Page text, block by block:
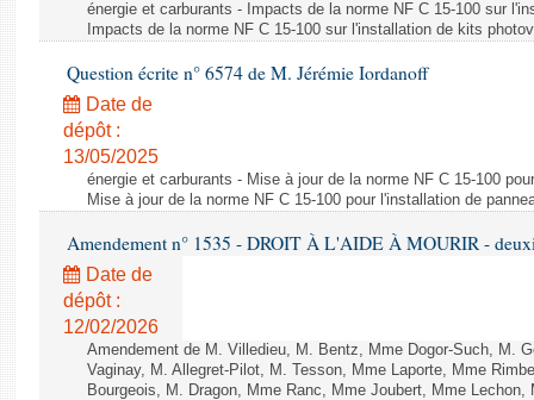
énergie et carburants - Impacts de la norme NF C 15-100 sur
Impacts de la norme NF C 15-100 sur l'installation de kits
Question écrite n° 6574 de M. Jérémie Iordanoff
Date de
dépôt :
13/05/2025
énergie et carburants - Mise à jour de la norme NF C 15-100
Mise à jour de la norme NF C 15-100 pour l'installation de
Amendement n° 1535 - DROIT À L'AIDE À MOURIR -
Date de
dépôt :
12/02/2026
Amendement de M. Villedieu, M. Bentz, Mme Dogor-Such, M.
Vaginay, M. Allegret-Pilot, M. Tesson, Mme Laporte, Mme
Bourgeois, M. Dragon, Mme Ranc, Mme Joubert, Mme